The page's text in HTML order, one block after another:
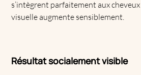
s’intègrent parfaitement aux
visuelle augmente sensiblement.
Résultat socialement visible